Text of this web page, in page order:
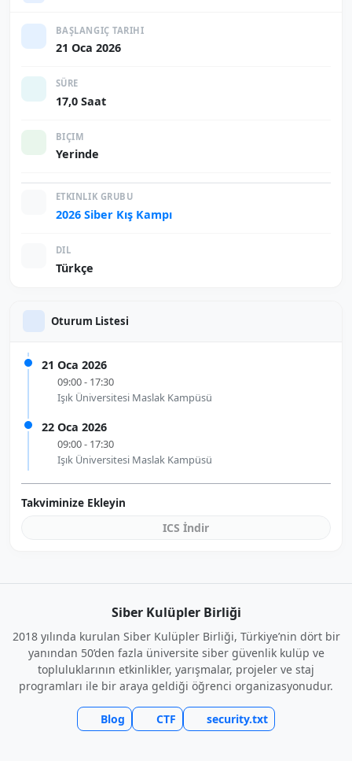
BAŞLANGIÇ TARIHI
21 Oca 2026
SÜRE
17,0 Saat
BIÇIM
Yerinde
ETKINLIK GRUBU
2026 Siber Kış Kampı
DIL
Türkçe
Oturum Listesi
21 Oca 2026
09:00 - 17:30
Işık Üniversitesi Maslak Kampüsü
22 Oca 2026
09:00 - 17:30
Işık Üniversitesi Maslak Kampüsü
Takviminize Ekleyin
ICS İndir
Siber Kulüpler Birliği
2018 yılında kurulan Siber Kulüpler Birliği, Türkiye’nin dört bir
yanından 50’den fazla üniversite siber güvenlik kulüp ve
topluluklarının etkinlikler, yarışmalar, projeler ve staj
programları ile bir araya geldiği öğrenci organizasyonudur.
Blog CTF security.txt